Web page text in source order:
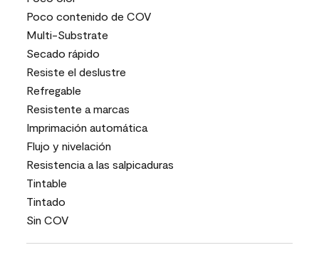
Poco contenido de COV
Multi-Substrate
Secado rápido
Resiste el deslustre
Refregable
Resistente a marcas
Imprimación automática
Flujo y nivelación
Resistencia a las salpicaduras
Tintable
Tintado
Sin COV